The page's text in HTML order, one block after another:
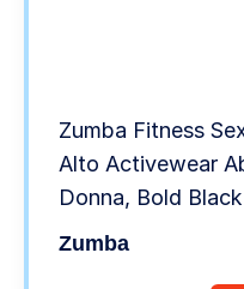
Zumba Fitness
Alto Activewear
Donna, Bold Black
Zumba